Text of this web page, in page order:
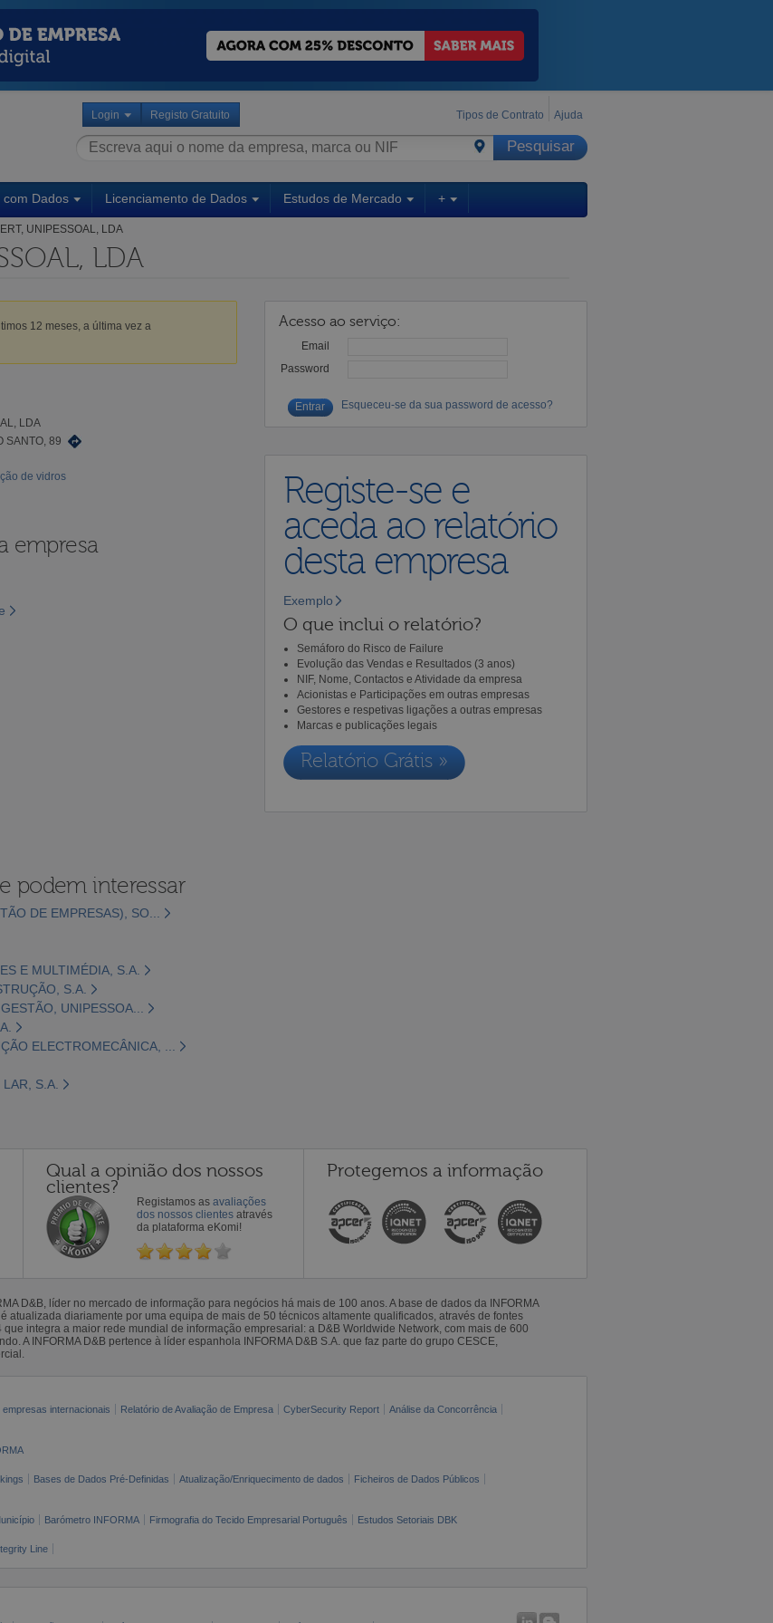
Login Registo Gratuito Tipos de Contrato Ajuda
com Dados Licenciamento de Dados Estudos de Mercado +
UNIPESSOAL, LDA
LDA
12 meses, a última vez a
LDA
SANTO, 89
de vidros
empresa
Acesso ao serviço:
Email
Password
Esqueceu-se da sua password de acesso?
Registe-se e
aceda ao relatório
desta empresa
Exemplo
O que inclui o relatório?
Semáforo do Risco de Failure
Evolução das Vendas e Resultados (3 anos)
NIF, Nome, Contactos e Atividade da empresa
Acionistas e Participações em outras empresas
Gestores e respetivas ligações a outras empresas
Marcas e publicações legais
Relatório Grátis »
podem interessar
DE EMPRESAS), SO...
E MULTIMÉDIA, S.A.
S.A.
UNIPESSOA...
ELECTROMECÂNICA, ...
S.A.
Qual a opinião dos nossos
clientes?
Registamos as avaliações
dos nossos clientes através
da plataforma eKomi!
Protegemos a informação
D&B, líder no mercado de informação para negócios há mais de 100 anos. A base de dados da INFORMA
atualizada diariamente por uma equipa de mais de 50 técnicos altamente qualificados, através de fontes
integra a maior rede mundial de informação empresarial: a D&B Worldwide Network, com mais de 600
A INFORMA D&B pertence à líder espanhola INFORMA D&B S.A. que faz parte do grupo CESCE,
empresas internacionais Relatório de Avaliação de Empresa CyberSecurity Report
Análise da Concorrência
Bases de Dados Pré-Definidas Atualização/Enriquecimento de dados
Ficheiros de Dados Públicos
Barómetro INFORMA Firmografia do Tecido Empresarial Português Estudos Setoriais DBK
Line